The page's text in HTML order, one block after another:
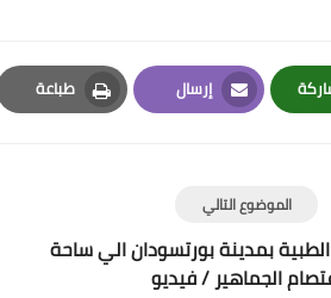
إرسال
Email
طباعة
Print
الموضوع التالي
بمدينة بورتسودان الي ساحة
الجماهير / فيديو